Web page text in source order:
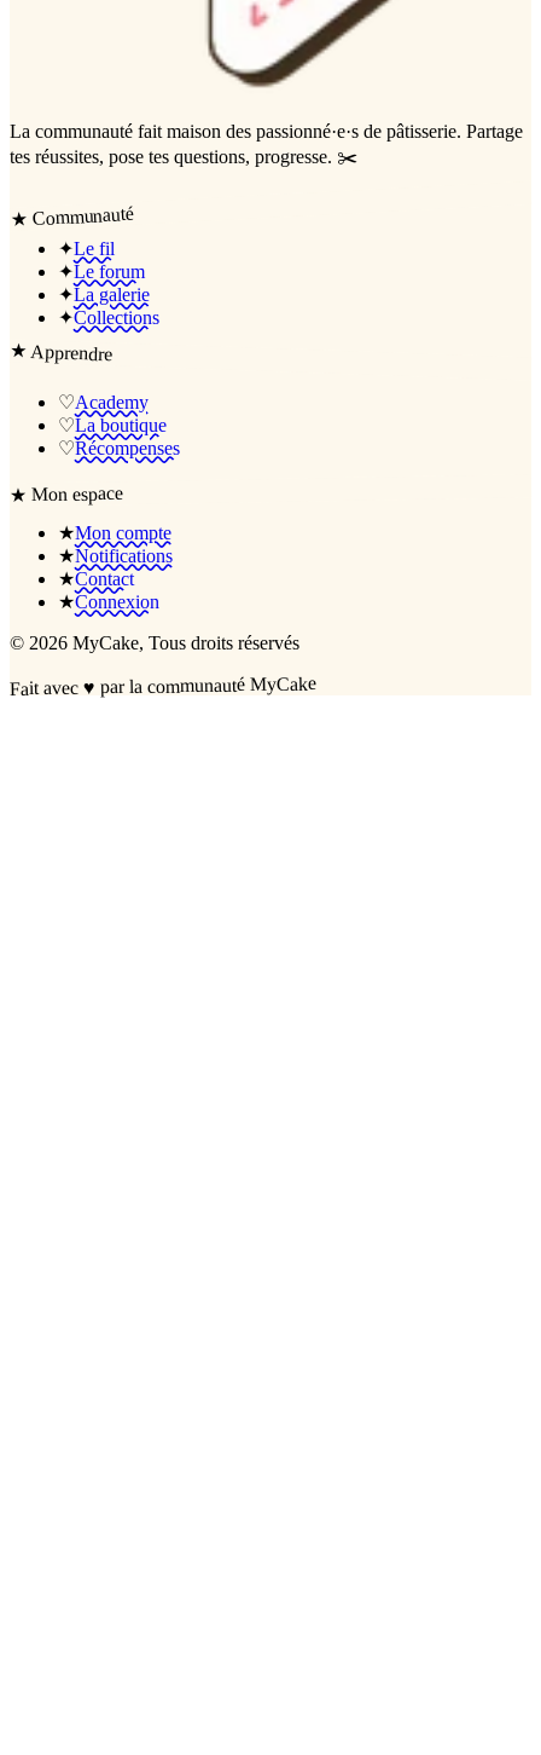
La communauté fait maison des passionné·e·s de pâtisserie. Partage
tes réussites, pose tes questions, progresse. ✂️
★ Communauté
✦Le fil
✦Le forum
✦La galerie
✦Collections
★Apprendre
♡Academy
♡La boutique
♡Récompenses
★Mon espace
★Mon compte
★Notifications
★Contact
★Connexion
© 2026 MyCake, Tous droits réservés
Fait avec♥ par la communauté MyCake